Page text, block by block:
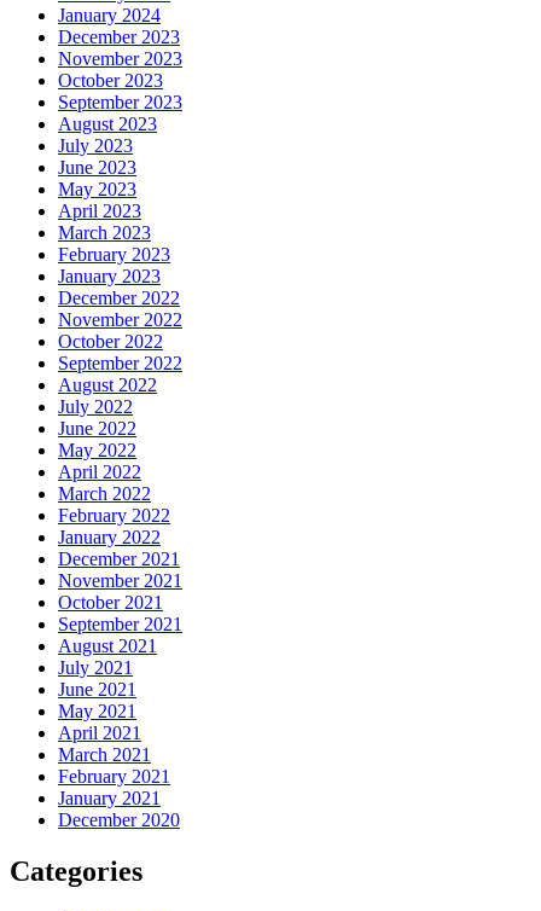
January 2024
December 2023
November 2023
October 2023
September 2023
August 2023
July 2023
June 2023
May 2023
April 2023
March 2023
February 2023
January 2023
December 2022
November 2022
October 2022
September 2022
August 2022
July 2022
June 2022
May 2022
April 2022
March 2022
February 2022
January 2022
December 2021
November 2021
October 2021
September 2021
August 2021
July 2021
June 2021
May 2021
April 2021
March 2021
February 2021
January 2021
December 2020
Categories